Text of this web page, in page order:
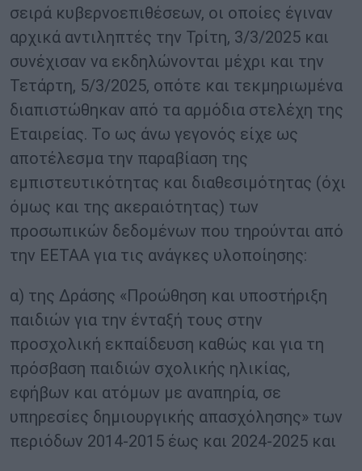
σειρά κυβερνοεπιθέσεων, οι οποίες έγιναν
αρχικά αντιληπτές την Τρίτη, 3/3/2025 και
συνέχισαν να εκδηλώνονται μέχρι και την
Τετάρτη, 5/3/2025, οπότε και τεκμηριωμένα
διαπιστώθηκαν από τα αρμόδια στελέχη της
Εταιρείας. Το ως άνω γεγονός είχε ως
αποτέλεσμα την παραβίαση της
εμπιστευτικότητας και διαθεσιμότητας (όχι
όμως και της ακεραιότητας) των
προσωπικών δεδομένων που τηρούνται από
την ΕΕΤΑΑ για τις ανάγκες υλοποίησης:
α) της Δράσης «Προώθηση και υποστήριξη
παιδιών για την ένταξή τους στην
προσχολική εκπαίδευση καθώς και για τη
πρόσβαση παιδιών σχολικής ηλικίας,
εφήβων και ατόμων με αναπηρία, σε
υπηρεσίες δημιουργικής απασχόλησης» των
περιόδων 2014-2015 έως και 2024-2025 και